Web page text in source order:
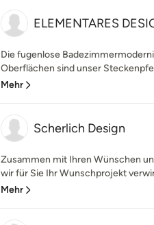
ELEMENTARES
Die fugenlose
Oberflächen sind unser
Mehr
Scherlich Design
Zusammen mit Ihren Wünschen
wir für Sie Ihr Wunschprojekt
Mehr